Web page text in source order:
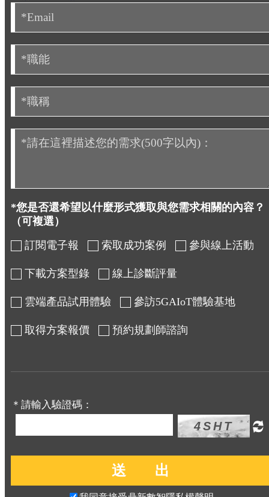
*您是否還希望以什麼形式獲取與您需求相關的內容？
（可複選）
訂閱電子報
索取成功案例 參與線上活動
下載方案型錄 線上診斷評量
雲端產品試用體驗 參訪5GAIoT體驗基地
取得方案報價 預約規劃師諮詢
＊請輸入驗證碼：